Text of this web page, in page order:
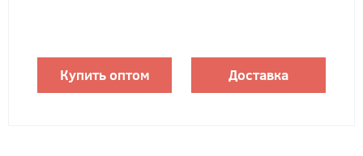
Купить оптом Доставка